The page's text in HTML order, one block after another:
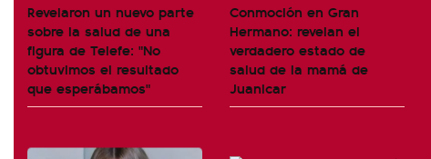
Revelaron un nuevo parte
sobre la salud de una
figura de Telefe: "No
obtuvimos el resultado
que esperábamos"
Conmoción en Gran
Hermano: revelan el
verdadero estado de
salud de la mamá de
Juanicar